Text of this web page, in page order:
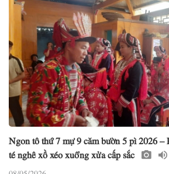
Ngon tô thứ 7 mự 9 căm bườn 5 pì 2026 –
té nghê xồ xéo xuổng xửa cấp sắc
08/05/2026